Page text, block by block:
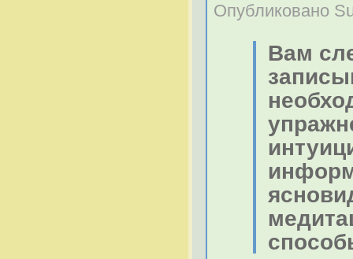
Опубликовано
Вам